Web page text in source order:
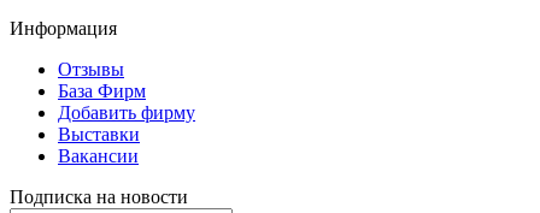
Информация
Отзывы
База Фирм
Добавить фирму
Выставки
Вакансии
Подписка на новости